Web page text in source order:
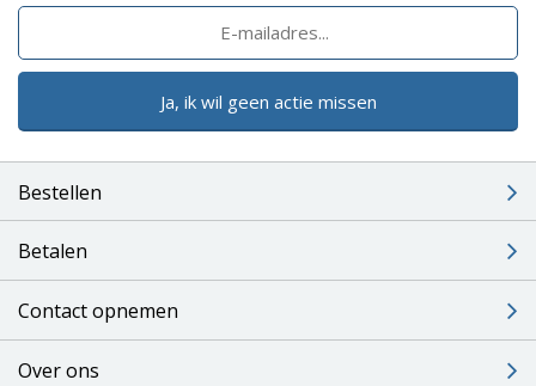
Ja, ik wil geen actie missen
Bestellen
Betalen
Contact opnemen
Over ons